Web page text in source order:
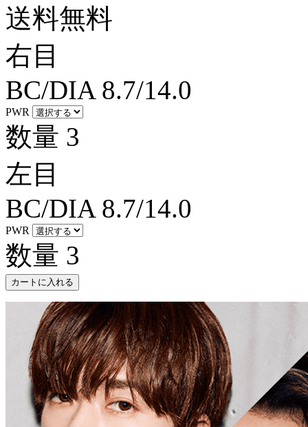
送料無料
右目
BC/DIA 8.7/14.0
PWR
数量 3
左目
BC/DIA 8.7/14.0
PWR
数量 3
カートに入れる